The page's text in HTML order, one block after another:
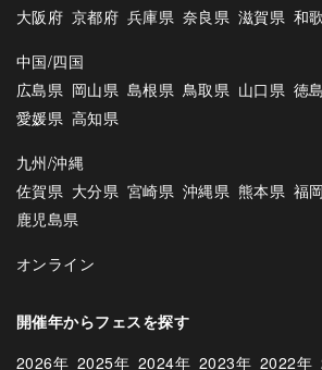
大阪府 京都府 兵庫県 奈良県 滋賀県 和
中国/四国
広島県 岡山県 島根県 鳥取県 山口県 徳
愛媛県 高知県
九州/沖縄
佐賀県 大分県 宮崎県 沖縄県 熊本県 福
鹿児島県
オンライン
開催年からフェスを探す
2026年 2025年 2024年 2023年 2022年